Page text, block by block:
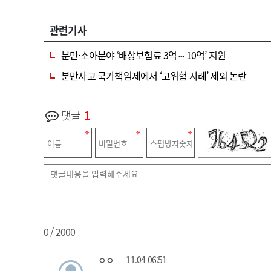
관련기사
분만·소아분야 ‘배상보험료 3억～10억’ 지원
분만사고 국가책임제에서 ‘고위험 사례’ 제외 논란
댓글 1
0/ 2000
ㅇㅇ 11.04 06:51